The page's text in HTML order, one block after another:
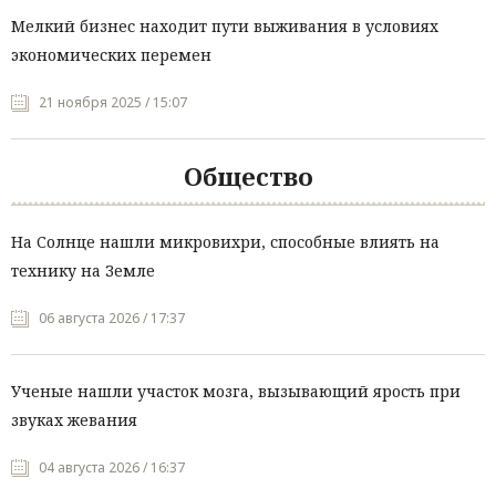
Мелкий бизнес находит пути выживания в условиях
экономических перемен
21 ноября 2025 / 15:07
Общество
На Солнце нашли микровихри, способные влиять на
технику на Земле
06 августа 2026 / 17:37
Ученые нашли участок мозга, вызывающий ярость при
звуках жевания
04 августа 2026 / 16:37